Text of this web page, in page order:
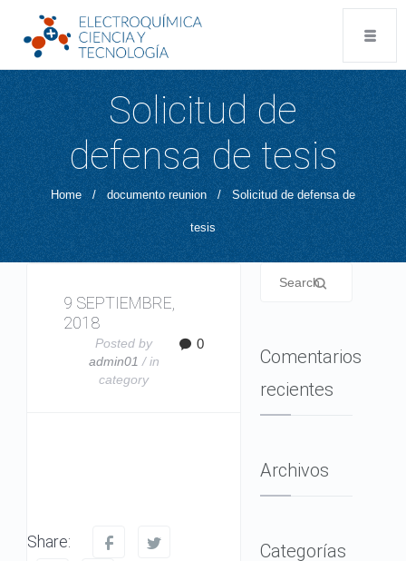
Solicitud de
defensa de tesis
Home / documento reunion / Solicitud de defensa de
tesis
9 SEPTIEMBRE,
2018
Posted by
admin01 / in
category
0
Share:
Comentarios
recientes
Archivos
Categorías